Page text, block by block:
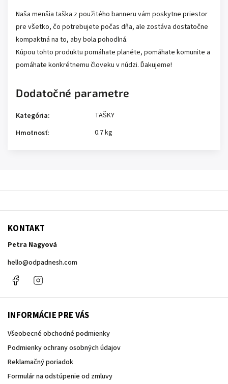
Naša menšia taška z použitého banneru vám poskytne priestor
pre všetko, čo potrebujete počas dňa, ale zostáva dostatočne
kompaktná na to, aby bola pohodlná.
Kúpou tohto produktu pomáhate planéte, pomáhate komunite a
pomáhate konkrétnemu človeku v núdzi. Ďakujeme!
Dodatočné parametre
Kategória:
TAŠKY
Hmotnosť: 0.7 kg
KONTAKT
Petra Nagyová
hello@odpadnesh.com
Facebook
INFORMÁCIE PRE VÁS
Všeobecné obchodné podmienky
Podmienky ochrany osobných údajov
Reklamačný poriadok
Formulár na odstúpenie od zmluvy